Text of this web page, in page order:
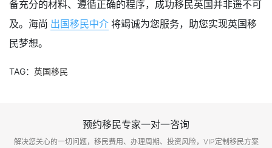
备充分的材料、遵循正确的程序，成功移民英国并非遥不可
及。海尚 出国移民中介 将竭诚为您服务，助您实现英国移
民梦想。
TAG： 英国移民
预约移民专家一对一咨询
解决您关心的一切问题，移民费用、办理周期、投资风险，VIP定制移民方案